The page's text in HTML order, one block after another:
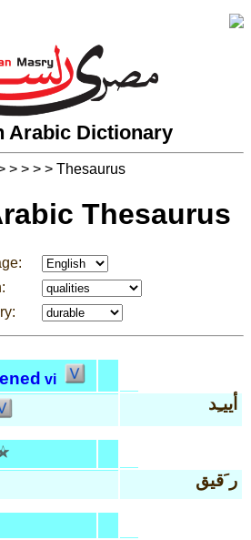
Arabic Dictionary
> > > > Thesaurus
Thesaurus
vi
أييـِد
ر َقيق